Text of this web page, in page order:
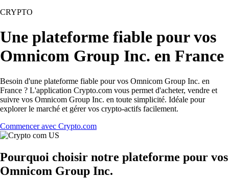
CRYPTO
Une plateforme fiable pour vos
Omnicom Group Inc. en France
Besoin d'une plateforme fiable pour vos Omnicom Group Inc. en
France ? L'application Crypto.com vous permet d'acheter, vendre et
suivre vos Omnicom Group Inc. en toute simplicité. Idéale pour
explorer le marché et gérer vos crypto-actifs facilement.
Commencer avec Crypto.com
Pourquoi choisir notre plateforme pour vos
Omnicom Group Inc.